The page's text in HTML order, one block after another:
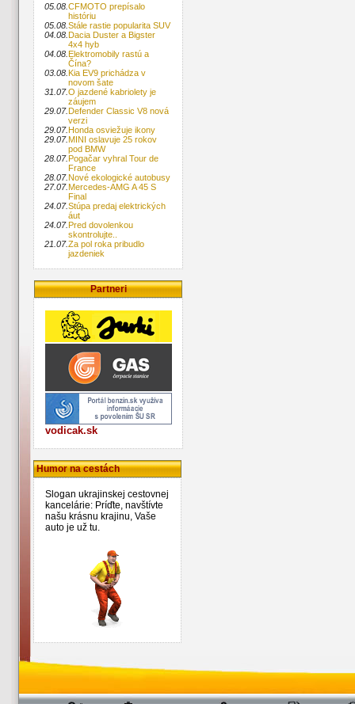
05.08.CFMOTO prepísalo
históriu
05.08.Stále rastie popularita SUV
04.08.Dacia Duster a Bigster
4x4 hyb
04.08.Elektromobily rastú a
Čína?
03.08.Kia EV9 prichádza v
novom šate
31.07.O jazdené kabriolety je
záujem
29.07.Defender Classic V8 nová
verzi
29.07.Honda osviežuje ikony
29.07.MINI oslavuje 25 rokov
pod BMW
28.07.Pogačar vyhral Tour de
France
28.07.Nové ekologické autobusy
27.07.Mercedes-AMG A 45 S
Final
24.07.Stúpa predaj elektrických
áut
24.07.Pred dovolenkou
skontrolujte..
21.07.Za pol roka pribudlo
jazdeniek
Partneri
vodicak.sk
Humor na cestách
Slogan ukrajinskej cestovnej
kancelárie: Príďte, navštívte
našu krásnu krajinu, Vaše
auto je už tu.